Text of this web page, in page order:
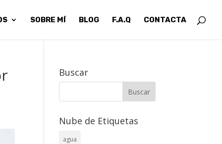
SOBRE MÍ BLOG F.A.Q CONTACTA
Buscar
Nube de Etiquetas
agua